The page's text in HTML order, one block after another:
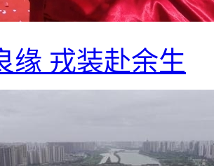
缘 戎装赴余生